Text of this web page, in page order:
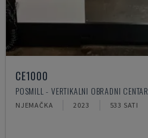
CE1000
POSMILL - VERTIKALNI OBRADNI CENTAR
NJEMAČKA 2023 533 SATI